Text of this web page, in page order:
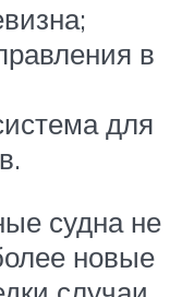
в
для
судна не
новые